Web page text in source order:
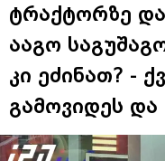
ტრაქტორზე
ააგო
კი ეძინათ? -
გამოვიდეს